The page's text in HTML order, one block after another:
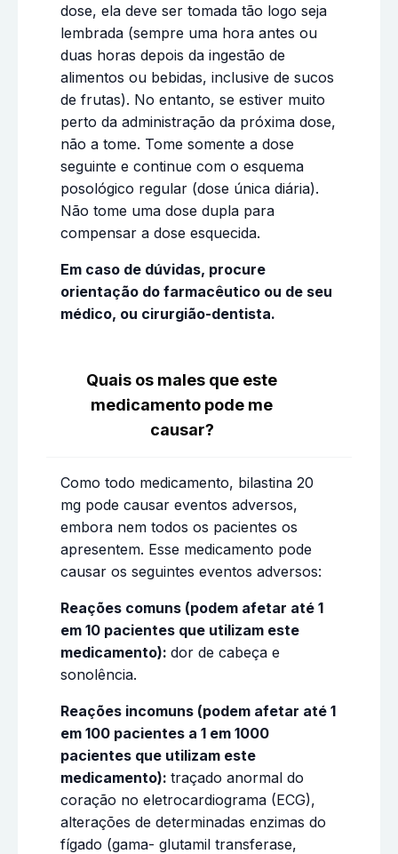
dose, ela deve ser tomada tão logo seja
lembrada (sempre uma hora antes ou
duas horas depois da ingestão de
alimentos ou bebidas, inclusive de sucos
de frutas). No entanto, se estiver muito
perto da administração da próxima dose,
não a tome. Tome somente a dose
seguinte e continue com o esquema
posológico regular (dose única diária).
Não tome uma dose dupla para
compensar a dose esquecida.
Em caso de dúvidas, procure
orientação do farmacêutico ou de seu
médico, ou cirurgião-dentista.
Quais os males que este
medicamento pode me
causar?
Como todo medicamento, bilastina 20
mg pode causar eventos adversos,
embora nem todos os pacientes os
apresentem. Esse medicamento pode
causar os seguintes eventos adversos:
Reações comuns (podem afetar até 1
em 10 pacientes que utilizam este
medicamento): dor de cabeça e
sonolência.
Reações incomuns (podem afetar até 1
em 100 pacientes a 1 em 1000
pacientes que utilizam este
medicamento): traçado anormal do
coração no eletrocardiograma (ECG),
alterações de determinadas enzimas do
fígado (gama- glutamil transferase,